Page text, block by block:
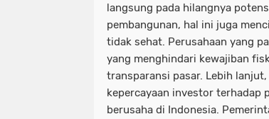
langsung pada hilangnya
pembangunan, hal ini juga
tidak sehat. Perusahaan yang
yang menghindari kewajiban
transparansi pasar. Lebih
kepercayaan investor terhadap
berusaha di Indonesia.